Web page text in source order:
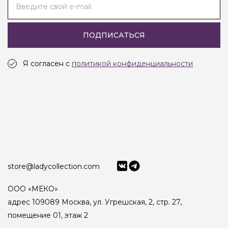
Введите свой e-mail
ПОДПИСАТЬСЯ
Я согласен с политикой конфиденциальности
store@ladycollection.com
ООО «МЕКО»
адрес 109089 Москва, ул. Угрешская, 2, стр. 27,
помещение 01, этаж 2